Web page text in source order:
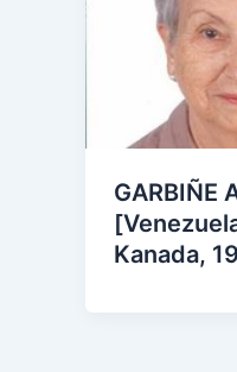
GARBIÑE
Kanada,